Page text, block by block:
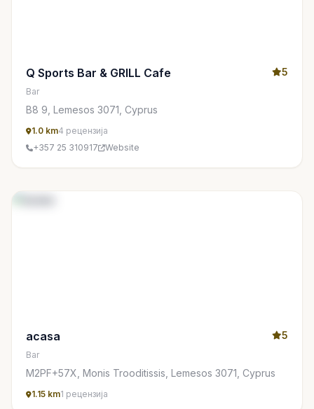
Q Sports Bar & GRILL Cafe 5
Bar
B8 9, Lemesos 3071, Cyprus
1.0 km4 рецензија
+357 25 310917
Website
acasa 5
Bar
M2PF+57X, Monis Trooditissis, Lemesos 3071, Cyprus
1.15 km1 рецензија